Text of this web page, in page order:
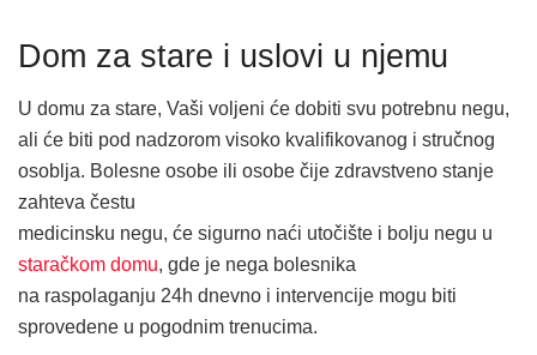
Dom za stare i uslovi u njemu
U domu za stare, Vaši voljeni će dobiti svu potrebnu negu,
ali će biti pod nadzorom visoko kvalifikovanog i stručnog
osoblja. Bolesne osobe ili osobe čije zdravstveno stanje
zahteva čestu
medicinsku negu, će sigurno naći utočište i bolju negu u
staračkom domu, gde je nega bolesnika
na raspolaganju 24h dnevno i intervencije mogu biti
sprovedene u pogodnim trenucima.